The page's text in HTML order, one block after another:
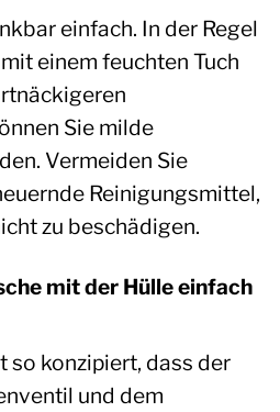
einfach. In der Regel
einem feuchten Tuch
Sie milde
Vermeiden Sie
Reinigungsmittel,
zu beschädigen.
mit der Hülle einfach
so konzipiert, dass der
und dem